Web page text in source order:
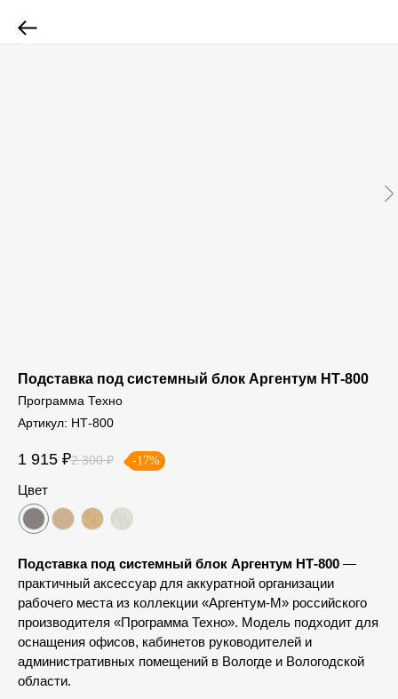
Подставка под системный блок Аргентум НТ-800
Программа Техно
Артикул: НТ-800
1 915 ₽2 300 ₽ -17%
Цвет
Подставка под системный блок Аргентум НТ-800 —
практичный аксессуар для аккуратной организации
рабочего места из коллекции «Аргентум-М» российского
производителя «Программа Техно». Модель подходит для
оснащения офисов, кабинетов руководителей и
административных помещений в Вологде и Вологодской
области.